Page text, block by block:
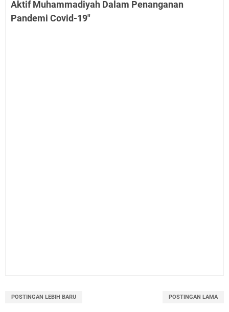
Aktif Muhammadiyah Dalam Penanganan
Pandemi Covid-19"
POSTINGAN LEBIH BARU POSTINGAN LAMA